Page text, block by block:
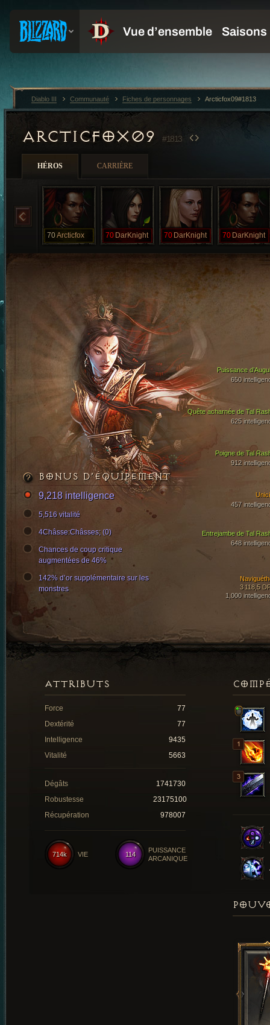
ARCTICFOX09 #1813
HÉROS CARRIÈRE
70Arcticfox 70 DarKnight 70 DarKnight 70 DarKnight
Quête acharnée de Tal
625
Poigne de Tal
912
Puissance
650
Entrejambe de Tal
648
3 118,5
1,000
457
BONUS D’ÉQUIPEMENT
9,218 intelligence
5,516 vitalité
4Châsse:Châsses; (0)
Chances de coup critique
augmentées de 46%
142% d’or supplémentaire sur les
monstres
ATTRIBUTS
Force
77
Dextérité
77
Intelligence
9435
Vitalité
5663
Dégâts
1741730
Robustesse
23175100
Récupération
978007
114
PUISSANCE
ARCANIQUE
714k VIE
Diablo III Communauté Fiches de personnages Arcticfox09#1813